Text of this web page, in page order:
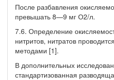
После разбавления
превышать 8—9 мг О2/л.
7.6. Определение
нитритов, нитратов
методами [1].
В дополнительных
стандартизованная